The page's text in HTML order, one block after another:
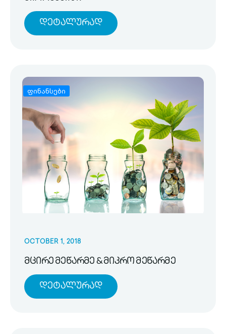
Დეტალურად
ფინანსები
OCTOBER 1, 2018
მცირე მეწარმე & მიკრო მეწარმე
Დეტალურად